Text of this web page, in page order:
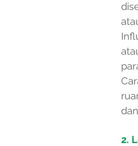
2.